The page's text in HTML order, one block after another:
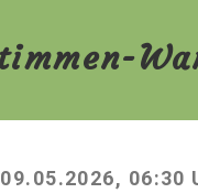
06:30